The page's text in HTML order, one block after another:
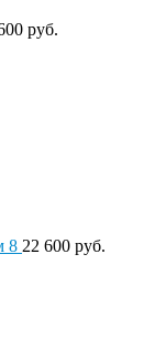
руб.
8 22 600 руб.